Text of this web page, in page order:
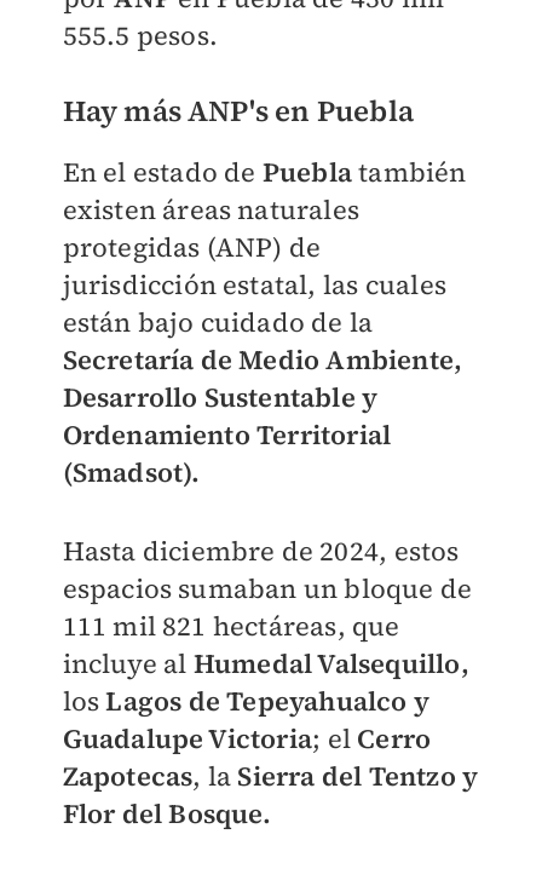
555.5 pesos.
Hay más ANP's en Puebla
En el estado de Pueblatambién
existen áreas naturales
protegidas (ANP) de
jurisdicción estatal, las cuales
están bajo cuidado de la
Secretaría de Medio Ambiente,
Desarrollo Sustentable y
Ordenamiento Territorial
(Smadsot).
Hasta diciembre de 2024, estos
espacios sumaban un bloque de
111 mil 821 hectáreas, que
incluye al Humedal Valsequillo,
losLagos de Tepeyahualco y
Guadalupe Victoria; el Cerro
Zapotecas, la Sierra del Tentzo y
Flor del Bosque.